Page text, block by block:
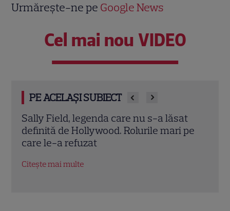
Urmărește-ne pe Google News
Cel mai nou VIDEO
PE ACELAȘI SUBIECT
Daveigh Chase a murit la 35 de ani.
Vocea lui Lilo din „Lilo & Stitch” și actrița
din „The Ring” a lăsat în urmă roluri